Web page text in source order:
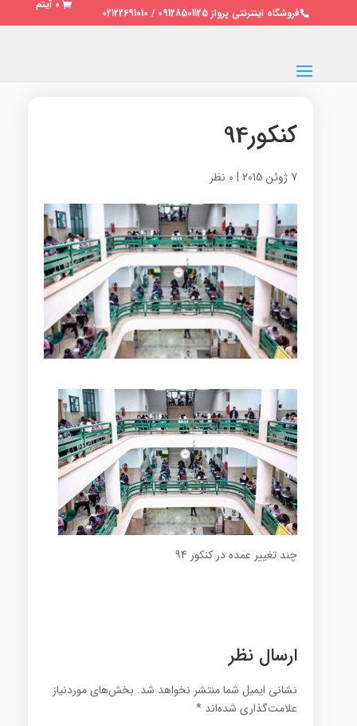
فروشگاه اینترنتی پرواز 09128501125 / 02122691010
0 آیتم
کنکور94
7 ژوئن 2015 | 0 نظر
چند تغییر عمده در کنکور 94
ارسال نظر
نشانی ایمیل شما منتشر نخواهد شد. بخش‌های موردنیاز
علامت‌گذاری شده‌اند *